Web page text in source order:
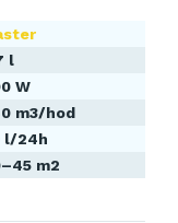
l
W
m3/hod
l/24h
m2